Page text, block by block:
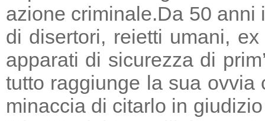
azione criminale.Da 50 anni
di disertori, reietti umani,
apparati di sicurezza di
tutto raggiunge la sua
minaccia di citarlo in